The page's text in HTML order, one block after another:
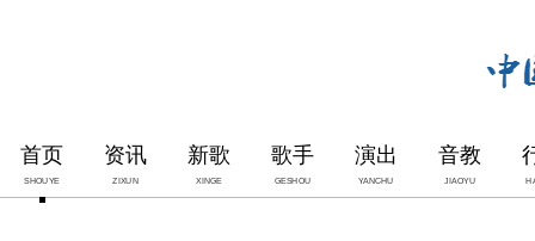
首页
SHOUYE
资讯
ZIXUN
新歌
XINGE
歌手
GESHOU
演出
YANCHU
音教
JIAOYU